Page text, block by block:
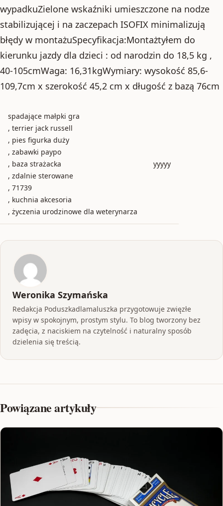
wypadkuZielone wskaźniki umieszczone na nodze
stabilizującej i na zaczepach ISOFIX minimalizują
błędy w montażuSpecyfikacja:Montażtyłem do
kierunku jazdy dla dzieci : od narodzin do 18,5 kg ,
40-105cmWaga: 16,31kgWymiary: wysokość 85,6-
109,7cm x szerokość 45,2 cm x długość z bazą 76cm
spadające małpki gra
, terrier jack russell
, pies figurka duży
, zabawki paypo
, baza strażacka
, zdalnie sterowane
, 71739
, kuchnia akcesoria
, życzenia urodzinowe dla weterynarza
yyyyy
Weronika Szymańska
Redakcja Poduszkadlamaluszka przygotowuje zwięzłe
wpisy w spokojnym, prostym stylu. To blog tworzony bez
zadęcia, z naciskiem na czytelność i naturalny sposób
dzielenia się treścią.
Powiązane artykuły